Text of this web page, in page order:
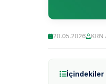
20.05.2026 KRN
İçindekiler